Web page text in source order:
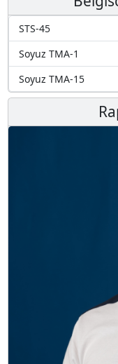
STS-45
Soyuz TMA-1
Soyuz TMA-15